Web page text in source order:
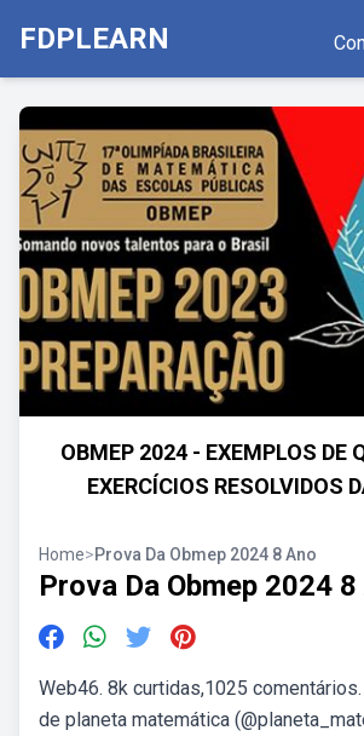
FDPLEARN
OBMEP 2024 - EXEMPLOS DE
EXERCÍCIOS RESOLVIDOS
Home>Prova Da Obmep 2024 8 Ano
Prova Da Obmep 2024 8
Web46. 8k curtidas,1025
de planeta matemática